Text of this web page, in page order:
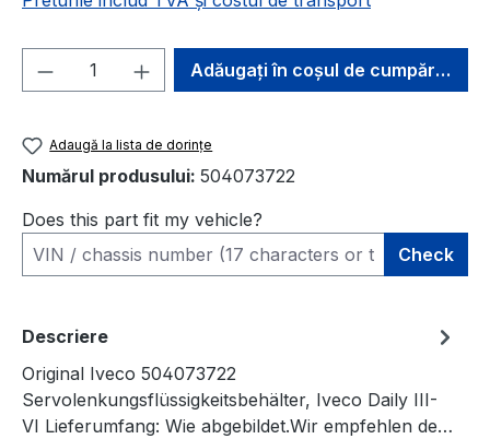
Cantitate produs: Introduceți
Adăugați în coșul de cumpărături
Adaugă la lista de dorințe
Numărul produsului: 504073722
Does this part fit my vehicle?
Check
Descriere
Original Iveco 504073722
Servolenkungsflüssigkeitsbehälter, Iveco Daily III-
VI Lieferumfang: Wie abgebildet.Wir empfehlen de…